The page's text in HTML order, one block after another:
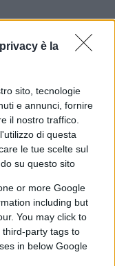
è la
sito, tecnologie
e annunci, fornire
il nostro traffico.
di questa
le tue scelte sul
su questo sito
or more Google
including but
You may click to
party tags to
in below Google
è un divario